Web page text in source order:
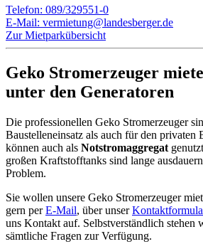
Telefon: 089/329551-0
E-Mail: vermietung@landesberger.de
Zur Mietparkübersicht
Geko Stromerzeuger
unter den Generatoren
Die professionellen Geko Stromerzeuger
Baustelleneinsatz als auch für den privaten
können auch als Notstromaggregat
großen Kraftstofftanks sind lange
Problem.
Sie wollen unsere Geko Stromerzeuger
gern perE-Mail, über unser
uns Kontakt auf. Selbstverständlich stehen
sämtliche Fragen zur Verfügung.